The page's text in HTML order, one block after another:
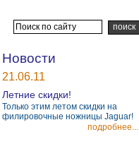
Новости
21.06.11
Летние скидки!
Только этим летом скидки на
филировочные ножницы Jaguar!
подробнее...